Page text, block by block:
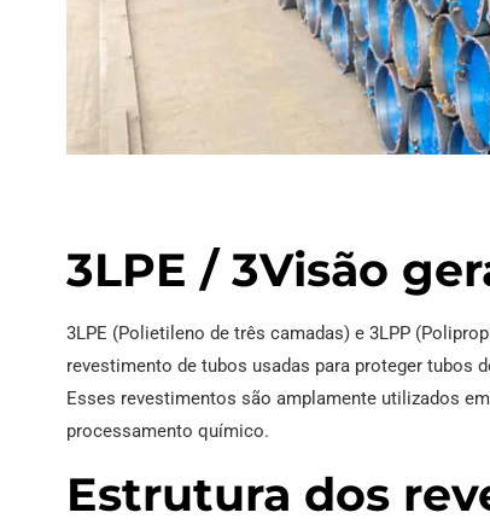
Tubo soldado em
Tubo de aço A53
Tubo de aço A252
3LPE / 3Visão
3LPE (Polietileno de três camadas) e 3LPP
revestimento de tubos usadas para proteger tubos
Esses revestimentos são amplamente utilizados
processamento químico.
Estrutura dos